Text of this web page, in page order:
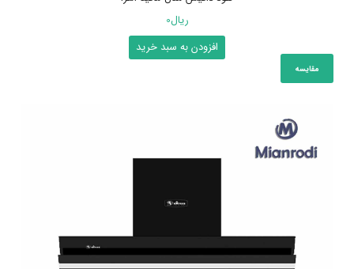
ریال0
افزودن به سبد خرید
مقایسه